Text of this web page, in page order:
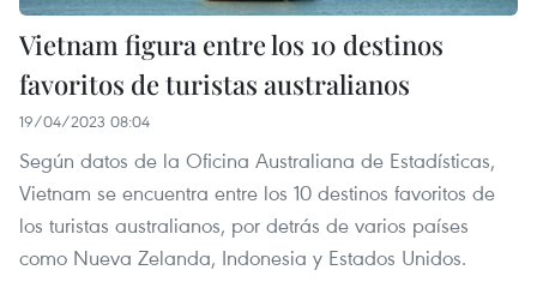
Vietnam figura entre los 10 destinos
favoritos de turistas australianos
19/04/2023 08:04
Según datos de la Oficina Australiana de Estadísticas,
Vietnam se encuentra entre los 10 destinos favoritos de
los turistas australianos, por detrás de varios países
como Nueva Zelanda, Indonesia y Estados Unidos.